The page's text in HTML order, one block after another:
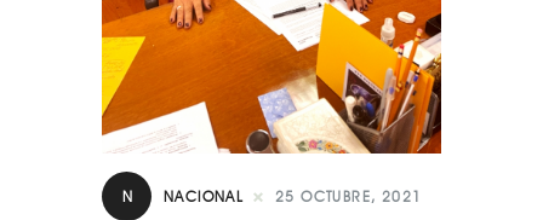
N NACIONAL 25 OCTUBRE, 2021